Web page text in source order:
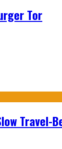
Tor
Travel-